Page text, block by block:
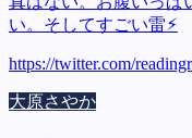
い。そしてすごい雷⚡︎
https://twitter.com/
大原さやか